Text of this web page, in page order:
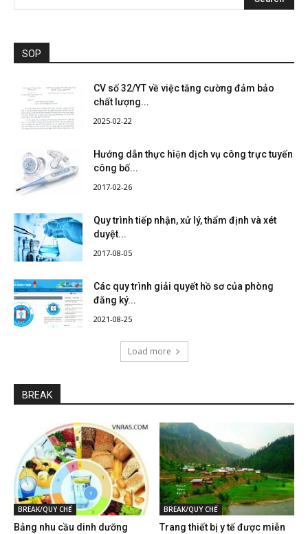
SOP
CV số 32/YT về việc tăng cường đảm bảo
chất lượng...
2025-02-22
Hướng dẫn thực hiện dịch vụ công trực tuyến
công bố...
2017-02-26
Quy trình tiếp nhận, xử lý, thẩm định và xét
duyệt...
2017-08-05
Các quy trình giải quyết hồ sơ của phòng
đăng ký...
2021-08-25
Load more
BREAK
BREAK/QUY CHẾ
Bảng nhu cầu dinh dưỡng
BREAK/QUY CHẾ
Trang thiết bị y tế được miễn